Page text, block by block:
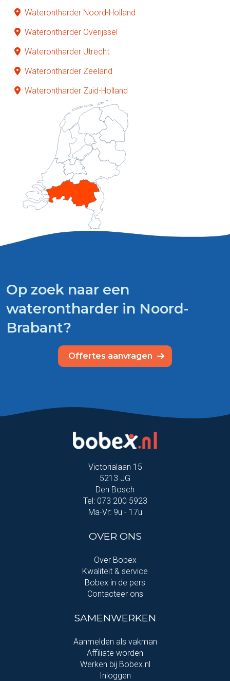
Waterontharder Noord-Holland
Waterontharder Overijssel
Waterontharder Utrecht
Waterontharder Zeeland
Waterontharder Zuid-Holland
Op zoek naar een
waterontharder in Noord-
Brabant?
Offertes aanvragen
Victorialaan 15
5213 JG
Den Bosch
Tel: 073 200 5923
Ma-Vr: 9u - 17u
OVER ONS
Over Bobex
Kwaliteit & service
Bobex in de pers
Contacteer ons
SAMENWERKEN
Aanmelden als vakman
Affiliate worden
Werken bij Bobex.nl
Inloggen